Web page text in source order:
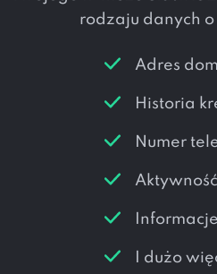
rodzaju danych
Adres
Historia
Numer
I dużo